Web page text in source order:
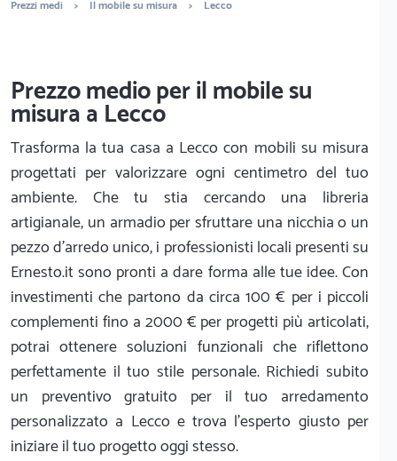
Prezzi medi > Il mobile su misura > Lecco
Prezzo medio per il mobile su
misura a Lecco
Trasforma la tua casa a Lecco con mobili su misura
progettati per valorizzare ogni centimetro del tuo
ambiente. Che tu stia cercando una libreria
artigianale, un armadio per sfruttare una nicchia o un
pezzo d'arredo unico, i professionisti locali presenti su
Ernesto.it sono pronti a dare forma alle tue idee. Con
investimenti che partono da circa 100 € per i piccoli
complementi fino a 2000 € per progetti più articolati,
potrai ottenere soluzioni funzionali che riflettono
perfettamente il tuo stile personale. Richiedi subito
un preventivo gratuito per il tuo arredamento
personalizzato a Lecco e trova l'esperto giusto per
iniziare il tuo progetto oggi stesso.